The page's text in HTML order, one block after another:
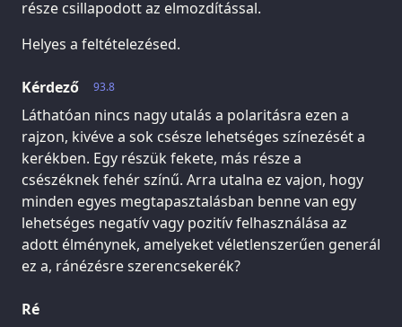
része csillapodott az elmozdítással.
Helyes a feltételezésed.
93.8
Kérdező
Láthatóan nincs nagy utalás a polaritásra ezen a
rajzon, kivéve a sok csésze lehetséges színezését a
kerékben. Egy részük fekete, más része a
csészéknek fehér színű. Arra utalna ez vajon, hogy
minden egyes megtapasztalásban benne van egy
lehetséges negatív vagy pozitív felhasználása az
adott élménynek, amelyeket véletlenszerűen generál
ez a, ránézésre szerencsekerék?
Ré